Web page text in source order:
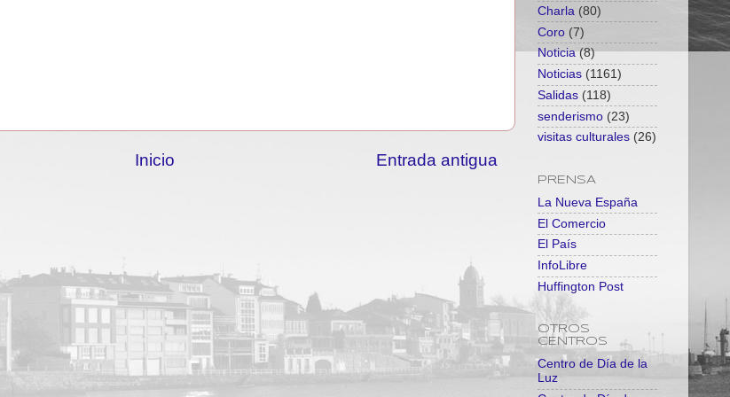
Entrada antigua
Inicio
Charla (80)
Coro (7)
Noticia (8)
Noticias (1161)
Salidas (118)
senderismo (23)
visitas culturales (26)
PRENSA
La Nueva España
El Comercio
El País
InfoLibre
Huffington Post
OTROS
CENTROS
Centro de Día de la
Luz